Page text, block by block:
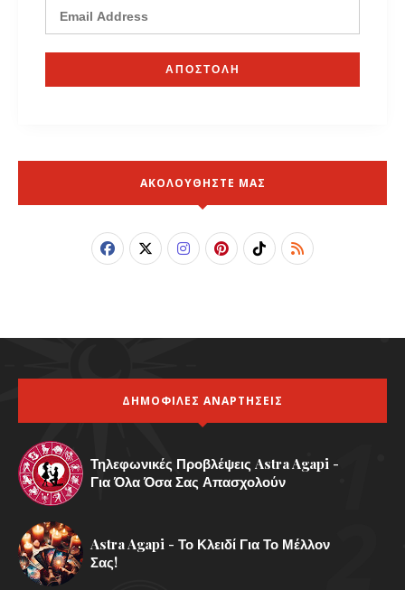
ΑΚΟΛΟΥΘΗΣΤΕ ΜΑΣ
ΔΗΜΟΦΙΛΕΣ ΑΝΑΡΤΗΣΕΙΣ
Τηλεφωνικές Προβλέψεις Astra Agapi -
Για Όλα Όσα Σας Απασχολούν
Astra Agapi - Το Κλειδί Για Το Μέλλον
Σας!